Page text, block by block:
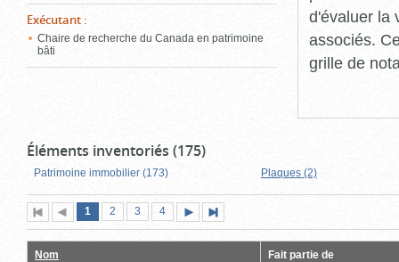
Exécutant :
Chaire de recherche du Canada en patrimoine
bâti
d'évaluer la
associés.
grille de
Éléments inventoriés (175)
Patrimoine immobilier (173) Plaques (2)
Première
page
Page
précédente
Page
1 (page
actuelle)
Page
2 Page
3 Page
4
suivante
page
Nom Fait partie de